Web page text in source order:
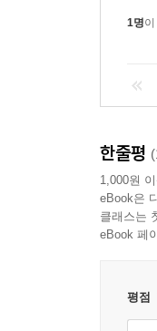
1명
한줄평
1,000원
eBook은
클래스는
eBook 페
평점